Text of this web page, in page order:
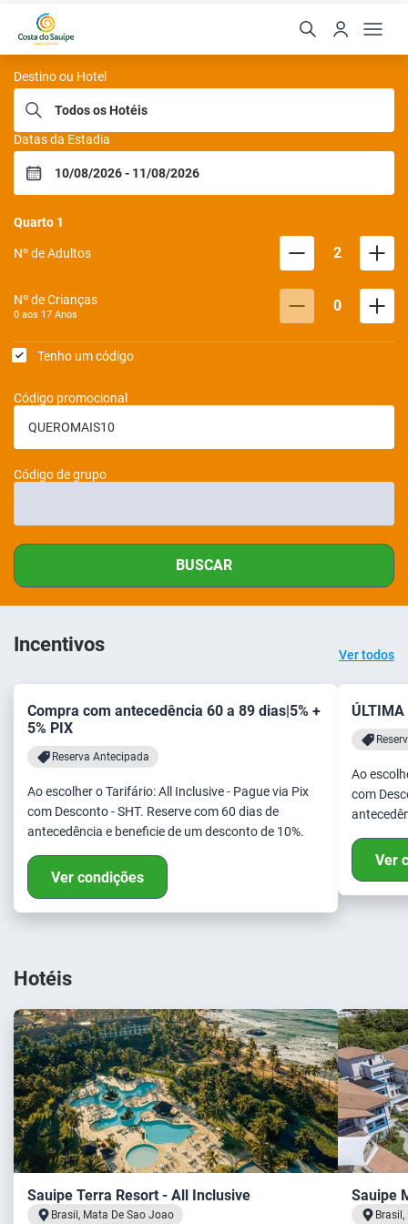
Sauipe Hoteis
Destino ou Hotel
Datas da Estadia
Quarto 1
Nº de Adultos 2
Nº de Crianças
0 aos 17 Anos 0
Tenho um código
Código promocional
Código de grupo
BUSCAR
Incentivos Ver todos
Compra com antecedência 60 a 89 dias|5% +
5% PIX
Reserva Antecipada
Ao escolher o Tarifário: All Inclusive - Pague via Pix
com Desconto - SHT. Reserve com 60 dias de
antecedência e beneficie de um desconto de 10%.
Ver condições
ÚLTIMA
Ao
com
Ver
Hotéis
Sauipe Terra Resort - All Inclusive
Brasil, Mata De Sao Joao
Sauipe